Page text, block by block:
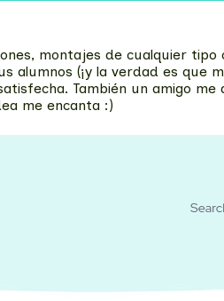
montajes de cualquier
alumnos (¡y la verdad es que
También un amigo
me encanta :)